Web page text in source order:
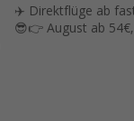
✈️ Direktflüge ab
😎👉 August ab